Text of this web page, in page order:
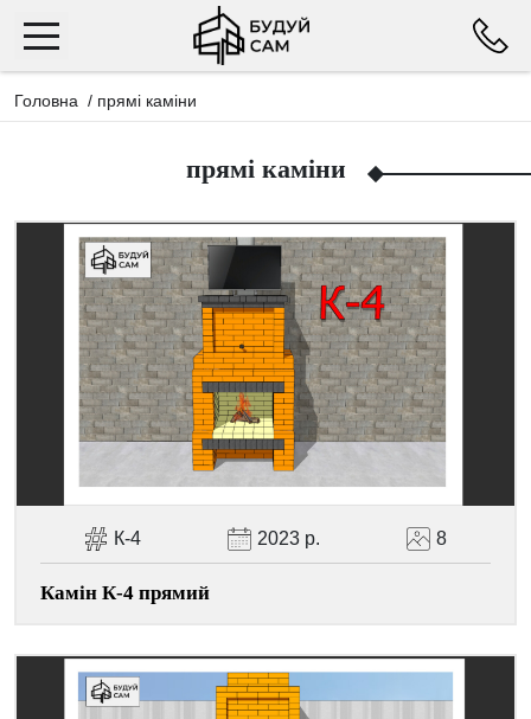
Головна / прямі каміни
прямі каміни
К-4 2023 р. 8
Камін К-4 прямий